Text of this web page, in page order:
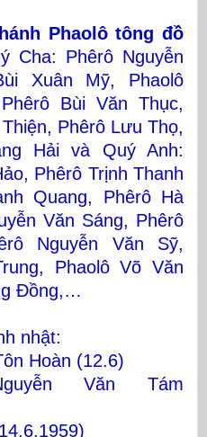
Phaolô tông đồ
Cha: Phêrô Nguyễn
Xuân Mỹ, Phaolô
Bùi Văn Thục,
Phêrô Lưu Thọ,
Hải và Quý Anh:
Phêrô Trịnh Thanh
Quang, Phêrô Hà
Văn Sáng, Phêrô
Nguyễn Văn Sỹ,
Phaolô Võ Văn
Đồng,…
nhật:
Hoàn (12.6)
Văn Tám